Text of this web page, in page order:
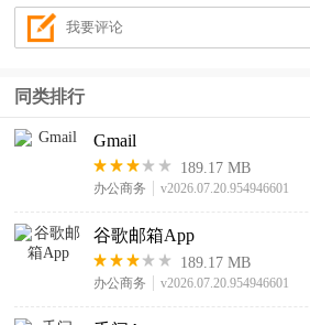
同类排行
Gmail
189.17 MB
办公商务 v2026.07.20.954946601
谷歌邮箱App
189.17 MB
办公商务 v2026.07.20.954946601